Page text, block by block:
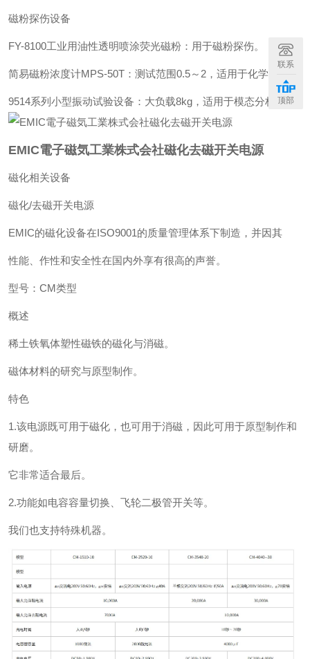
磁粉探伤设备‌
‌FY-8100工业用油性透明喷涂荧光磁粉‌：用于磁粉探伤。
‌简易磁粉浓度计MPS-50T‌：测试范围0.5～2，适用于化学实验。
‌9514系列小型振动试验设备‌：大负载8kg，适用于模态分析。
EMIC電子磁気工業株式会社磁化去磁开关电源
磁化相关设备
磁化/去磁开关电源
EMIC的磁化设备在ISO9001的质量管理体系下制造，并因其
性能、作性和安全性在国内外享有很高的声誉。
型号：CM类型
概述
稀土铁氧体塑性磁铁的磁化与消磁。
磁体材料的研究与原型制作。
特色
1.该电源既可用于磁化，也可用于消磁，因此可用于原型制作和
研磨。
它非常适合最后。
2.功能如电容容量切换、飞轮二极管开关等。
我们也支持特殊机器。
联系
顶部